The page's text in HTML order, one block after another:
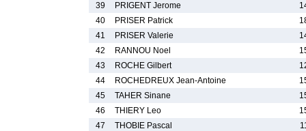
39
PRIGENT Jerome
40
PRISER Patrick
41
PRISER Valerie
42
RANNOU Noel
43
ROCHE Gilbert
44
ROCHEDREUX Jean-Antoine
45
TAHER Sinane
46
THIERY Leo
47
THOBIE Pascal